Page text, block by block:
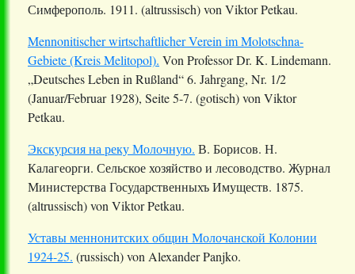
Симферополь. 1911. (altrussisch) von Viktor Petkau.
Mennonitischer wirtschaftlicher Verein im Molotschna-
Gebiete (Kreis Melitopol). Von Professor Dr. K. Lindemann.
„Deutsches Leben in Rußland“ 6. Jahrgang, Nr. 1/2
(Januar/Februar 1928), Seite 5-7. (gotisch) von Viktor
Petkau.
Экскурсия на реку Молочную. В. Борисов. Н.
Калагеорги. Сельское хозяйство и лесоводство. Журнал
Министерства Государственныхъ Имуществ. 1875.
(altrussisch) von Viktor Petkau.
Уставы меннонитских общин Молочанской Колонии
1924-25. (russisch) von Alexander Panjko.